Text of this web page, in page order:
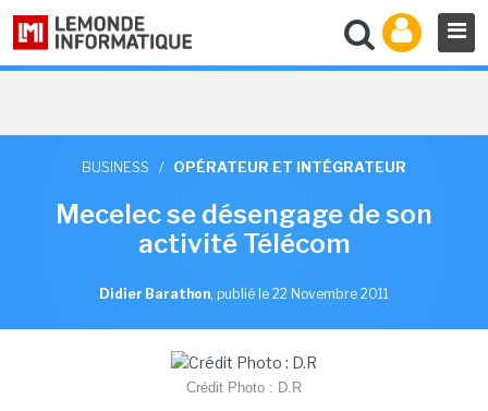
BUSINESS / OPÉRATEUR ET INTÉGRATEUR
Mecelec se désengage de son
activité Télécom
Didier Barathon, publié le 22 Novembre 2011
Crédit Photo : D.R